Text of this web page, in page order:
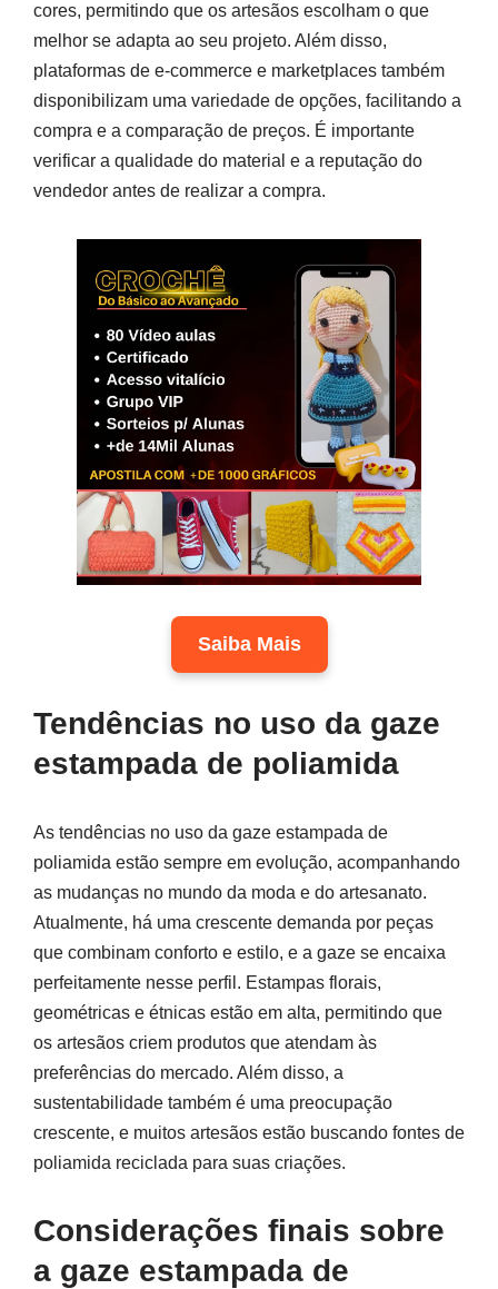
cores, permitindo que os artesãos escolham o que
melhor se adapta ao seu projeto. Além disso,
plataformas de e-commerce e marketplaces também
disponibilizam uma variedade de opções, facilitando a
compra e a comparação de preços. É importante
verificar a qualidade do material e a reputação do
vendedor antes de realizar a compra.
Saiba Mais
Tendências no uso da gaze
estampada de poliamida
As tendências no uso da gaze estampada de
poliamida estão sempre em evolução, acompanhando
as mudanças no mundo da moda e do artesanato.
Atualmente, há uma crescente demanda por peças
que combinam conforto e estilo, e a gaze se encaixa
perfeitamente nesse perfil. Estampas florais,
geométricas e étnicas estão em alta, permitindo que
os artesãos criem produtos que atendam às
preferências do mercado. Além disso, a
sustentabilidade também é uma preocupação
crescente, e muitos artesãos estão buscando fontes de
poliamida reciclada para suas criações.
Considerações finais sobre
a gaze estampada de